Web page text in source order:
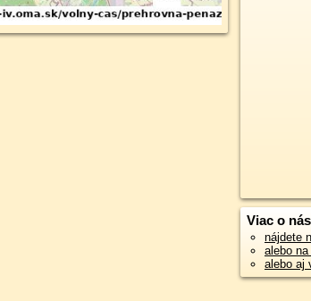
Viac o nás
nájdete
alebo
alebo aj